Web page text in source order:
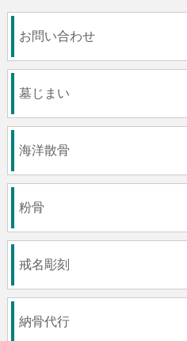
お問い合わせ
墓じまい
海洋散骨
粉骨
戒名彫刻
納骨代行